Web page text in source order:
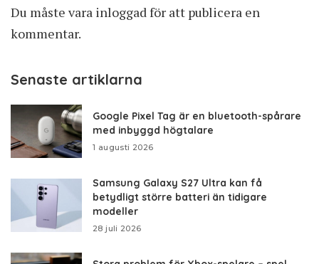
Du måste vara inloggad för att publicera en
kommentar.
Senaste artiklarna
Google Pixel Tag är en bluetooth-spårare
med inbyggd högtalare
1 augusti 2026
Samsung Galaxy S27 Ultra kan få
betydligt större batteri än tidigare
modeller
28 juli 2026